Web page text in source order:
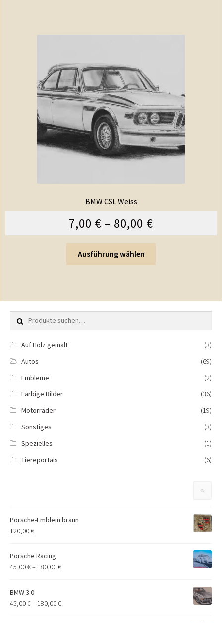
BMW CSL Weiss
7,00 € – 80,00 €
Ausführung wählen
Suche nach:
Auf Holz gemalt
(3)
Autos
(69)
Embleme
(2)
Farbige Bilder
(36)
Motorräder
(19)
Sonstiges
(3)
Spezielles
(1)
Tiereportais
(6)
Porsche-Emblem braun
120,00€
Porsche Racing
45,00€– 180,00€
BMW 3.0
45,00€– 180,00€